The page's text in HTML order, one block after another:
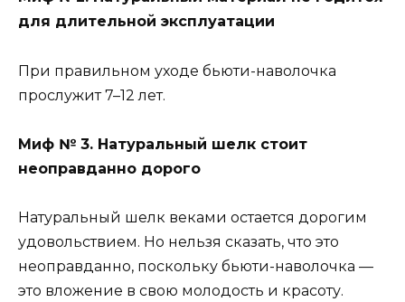
для длительной эксплуатации
При правильном уходе бьюти-наволочка
прослужит 7–12 лет.
Миф № 3. Натуральный шелк стоит
неоправданно дорого
Натуральный шелк веками остается дорогим
удовольствием. Но нельзя сказать, что это
неоправданно, поскольку бьюти-наволочка —
это вложение в свою молодость и красоту.